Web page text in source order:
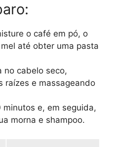
o café em pó, o
até obter uma pasta
no cabelo seco,
raízes e massageando
minutos e, em seguida,
morna e shampoo.